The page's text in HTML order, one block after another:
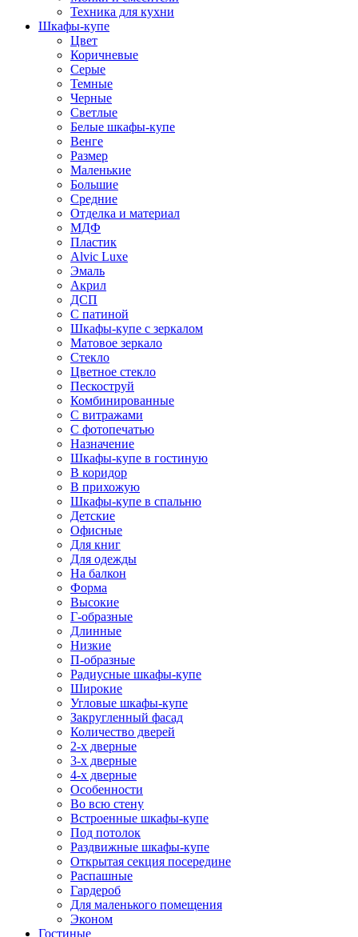
Техника для кухни
Шкафы-купе
Цвет
Коричневые
Серые
Темные
Черные
Светлые
Белые шкафы-купе
Венге
Размер
Маленькие
Большие
Средние
Отделка и материал
МДФ
Пластик
Alvic Luxe
Эмаль
Акрил
ДСП
С патиной
Шкафы-купе с зеркалом
Матовое зеркало
Стекло
Цветное стекло
Пескоструй
Комбинированные
С витражами
С фотопечатью
Назначение
Шкафы-купе в гостиную
В коридор
В прихожую
Шкафы-купе в спальню
Детские
Офисные
Для книг
Для одежды
На балкон
Форма
Высокие
Г-образные
Длинные
Низкие
П-образные
Радиусные шкафы-купе
Широкие
Угловые шкафы-купе
Закругленный фасад
Количество дверей
2-х дверные
3-х дверные
4-х дверные
Особенности
Во всю стену
Встроенные шкафы-купе
Под потолок
Раздвижные шкафы-купе
Открытая секция посередине
Распашные
Гардероб
Для маленького помещения
Эконом
Гостиные